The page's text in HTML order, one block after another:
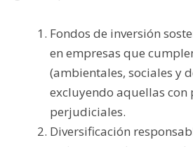
Fondos de inversión
en empresas que
(ambientales, sociales y
excluyendo aquellas con
perjudiciales.
Diversificación